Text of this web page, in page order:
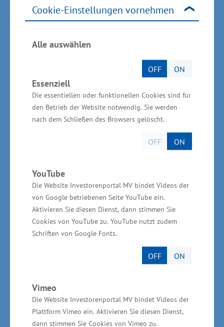
Cookie-Einstellungen vornehmen
Alle auswählen
OFF ON
Essenziell
Die essentiellen oder funktionellen Cookies sind für
den Betrieb der Website notwendig. Sie werden
nach dem Schließen des Browsers gelöscht.
OFF ON
YouTube
Die Website Investorenportal MV bindet Videos der
von Google betriebenen Seite YouTube ein.
Aktivieren Sie diesen Dienst, dann stimmen Sie
Cookies von YouTube zu. YouTube nutzt zudem
Schriften von Google Fonts.
OFF ON
Vimeo
Die Website Investorenportal MV bindet Videos der
Plattform Vimeo ein. Aktivieren Sie diesen Dienst,
dann stimmen Sie Cookies von Vimeo zu.
Mit einem globalen Netzwerk aus Produktions-
Medizintechnikunternehmen seit 2019 mit der
Ypsomed Produktion GmbH im Industriepark
Schwerin ansässig. Produziert werden hier
Infusionssets sowie Injektionspens und
Autoinjektoren zur subkutanen Verabreichung
von flüssigen Medikamenten bei chronischen
Erkrankungen. Das Produktionswerk ist mit
und verfügt über große Lagerflächen.
Während die Produktion in 2019 mit rund 120
Mitarbeitenden begonnen hatte, baut das
Unternehmen kontinuierlich die
Produktionskapazitäten am Standort aus und
zählt heute rund 500 Mitarbeitende.
In 2025 wurden die Bauarbeiten für die
Errichtung eines zweiten Werkes in
unmittelbarer Nähe zum bestehenden Werk in